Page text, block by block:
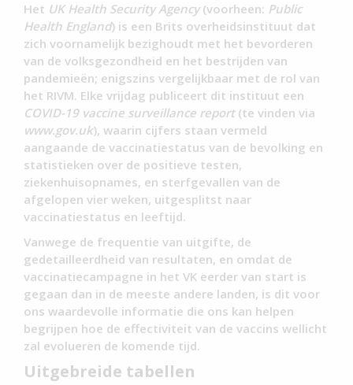
Het UK Health Security Agency(voorheen: Public
Health England) is een Brits overheidsinstituut dat
zich voornamelijk bezighoudt met het bevorderen
van de volksgezondheid en het bestrijden van
pandemieën; enigszins vergelijkbaar met de rol van
het RIVM. Elke vrijdag publiceert dit instituut een
COVID-19 vaccine surveillance report(te vinden via
www.gov.uk), waarin cijfers staan vermeld
aangaande de vaccinatiestatus van de bevolking en
statistieken over de positieve testen,
ziekenhuisopnames, en sterfgevallen van de
afgelopen vier weken, uitgesplitst naar
vaccinatiestatus en leeftijd.
Vanwege de frequentie van uitgifte, de
gedetailleerdheid van resultaten, en omdat de
vaccinatiecampagne in het VK eerder van start is
gegaan dan in de meeste andere landen, is dit voor
ons waardevolle informatie die ons kan helpen
begrijpen hoe de effectiviteit van de vaccins wellicht
zal evolueren de komende tijd.
Uitgebreide tabellen